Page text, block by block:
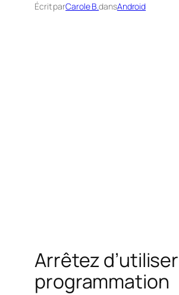
Écrit parCarole B.dansAndroid
Arrêtez
programmation